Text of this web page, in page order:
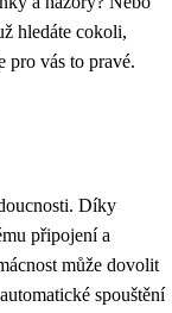
hledáte cokoli,
pro vás to pravé.
Díky
připojení a
může dovolit
spouštění